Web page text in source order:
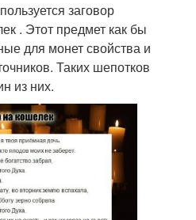
заговор
. Этот предмет как бы
для монет свойства и
Таких шепотков
из них.